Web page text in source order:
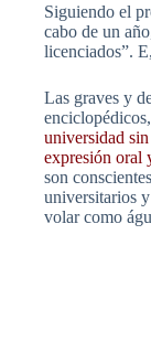
Siguiendo el
cabo de un
licenciados”.
Las graves y
universidad
expresión oral
son
universitarios
volar como